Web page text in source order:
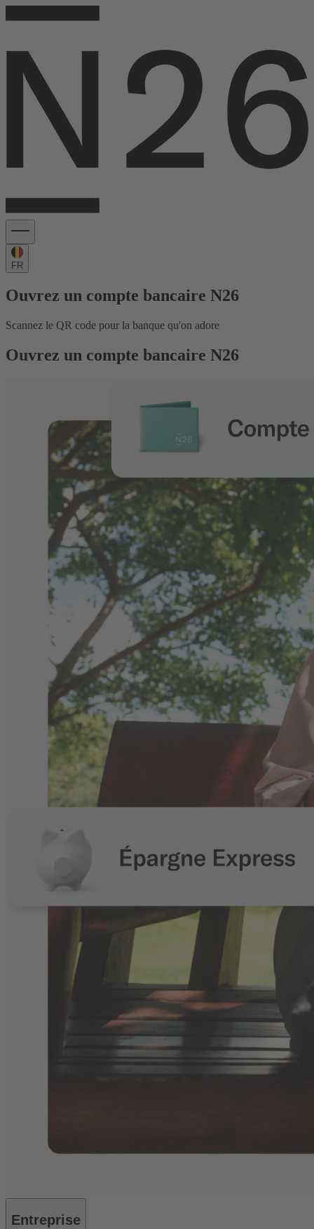
FR
Ouvrez un compte bancaire N26
Scannez le QR code pour la banque qu'on adore
Ouvrez un compte bancaire N26
Entreprise